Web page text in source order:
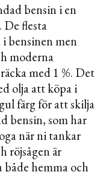
bensin i en
De flesta
bensinen men
moderna
med 1 %. Det
olja att köpa i
färg för att skilja
bensin, som har
när ni tankar
röjsågen är
hemma och